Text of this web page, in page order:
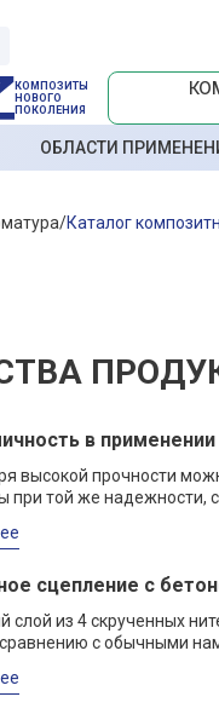
КОМПОЗИТЫ
НОВОГО
ПОКОЛЕНИЯ
ОБЛАСТИ
Каталог
в применении
высокой прочности
при той же надежности,
сцепление с
слой из 4 скрученных
с обычными